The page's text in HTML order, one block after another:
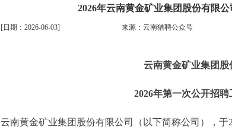
2026年云南黄金矿业集团股份有限
[日期：2026-06-03] 来源：云南猎聘公众号
云南黄金矿业集团股
2026年第一次公开招
云南黄金矿业集团股份有限公司（以下简称公司），于